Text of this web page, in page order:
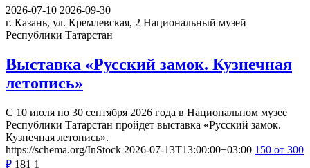
2026-07-10 2026-09-30
г. Казань, ул. Кремлевская, 2 Национальный музей
Республики Татарстан
Выставка «Русский замок. Кузнечная
летопись»
С 10 июля по 30 сентября 2026 года в Национальном музее
Республики Татарстан пройдет выставка «Русский замок.
Кузнечная летопись».
https://schema.org/InStock 2026-07-13T13:00:00+03:00 150 от 300
₽ 181 1